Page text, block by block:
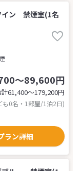
ン 禁煙室(1名
～89,600円
計61,400〜179,200円
も0名・1部屋/1泊2日)
ラン詳細